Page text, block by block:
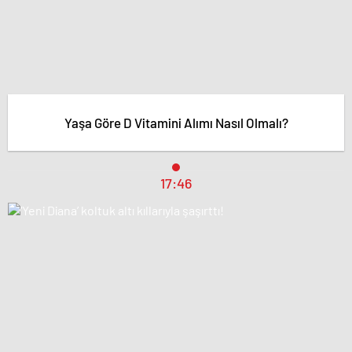
Yaşa Göre D Vitamini Alımı Nasıl Olmalı?
17:46